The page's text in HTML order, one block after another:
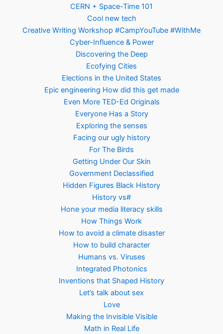
CERN + Space-Time 101
Cool new tech
Creative Writing Workshop #CampYouTube #WithMe
Cyber-Influence & Power
Discovering the Deep
Ecofying Cities
Elections in the United States
Epic engineering How did this get made
Even More TED-Ed Originals
Everyone Has a Story
Exploring the senses
Facing our ugly history
For The Birds
Getting Under Our Skin
Government Declassified
Hidden Figures Black History
History vs#
Hone your media literacy skills
How Things Work
How to avoid a climate disaster
How to build character
Humans vs. Viruses
Integrated Photonics
Inventions that Shaped History
Let’s talk about sex
Love
Making the Invisible Visible
Math in Real Life